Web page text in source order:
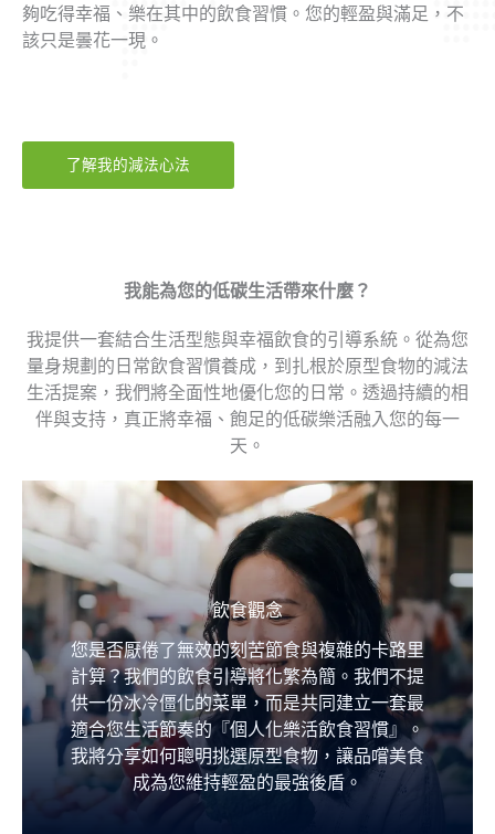
夠吃得幸福、樂在其中的飲食習慣。您的輕盈與滿足，不
該只是曇花一現。
了解我的減法心法
我能為您的低碳生活帶來什麼？
我提供一套結合生活型態與幸福飲食的引導系統。從為您
量身規劃的日常飲食習慣養成，到扎根於原型食物的減法
生活提案，我們將全面性地優化您的日常。透過持續的相
伴與支持，真正將幸福、飽足的低碳樂活融入您的每一
天。
飲食觀念
您是否厭倦了無效的刻苦節食與複雜的卡路里
計算？我們的飲食引導將化繁為簡。我們不提
供一份冰冷僵化的菜單，而是共同建立一套最
適合您生活節奏的『個人化樂活飲食習慣』。
我將分享如何聰明挑選原型食物，讓品嚐美食
成為您維持輕盈的最強後盾。